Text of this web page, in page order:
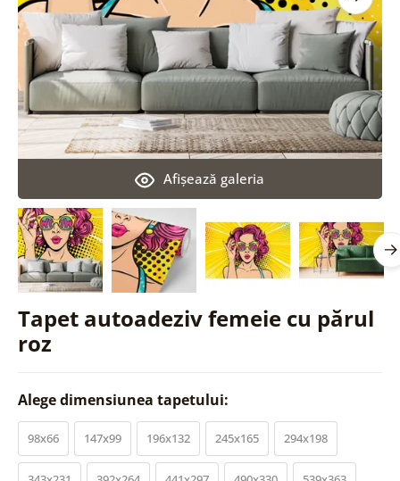
Tapet autoadeziv femeie cu părul
roz
Afişează galeria
Alege dimensiunea tapetului:
98x66 147x99 196x132 245x165 294x198